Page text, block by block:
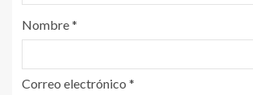
Nombre*
Correo electrónico *